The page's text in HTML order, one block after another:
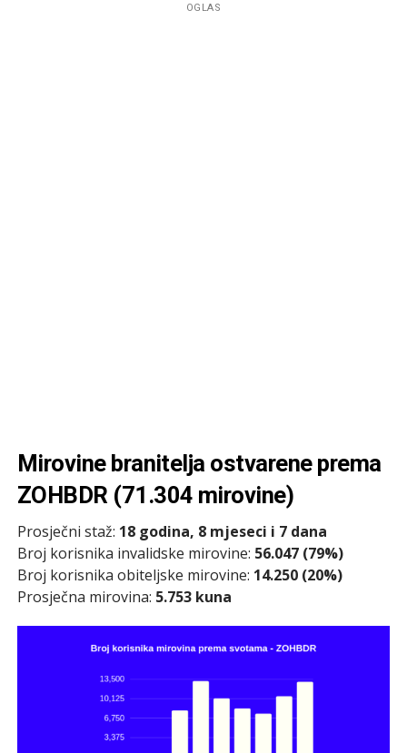
OGLAS
Mirovine branitelja ostvarene prema
ZOHBDR (71.304 mirovine)
Prosječni staž: 18 godina, 8 mjeseci i 7 dana
Broj korisnika invalidske mirovine: 56.047 (79%)
Broj korisnika obiteljske mirovine: 14.250 (20%)
Prosječna mirovina: 5.753 kuna